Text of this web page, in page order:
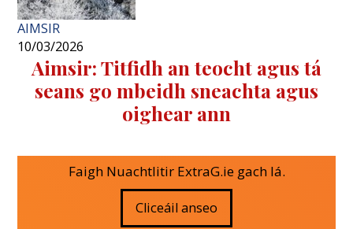
AIMSIR
10/03/2026
Aimsir: Titfidh an teocht agus tá
seans go mbeidh sneachta agus
oighear ann
Faigh Nuachtlitir ExtraG.ie gach lá.
Cliceáil anseo